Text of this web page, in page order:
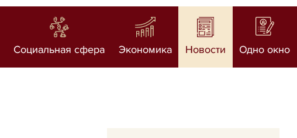
Социальная сфера Экономика Новости Одно окно